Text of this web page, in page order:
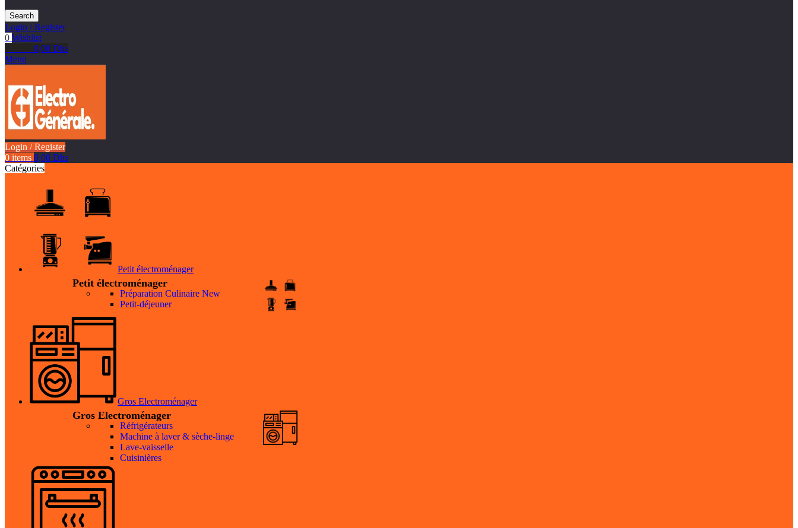
Search
Login / Register
0 Wishlist
0,00 Dhs
Menu
Login / Register
0 items 0,00 Dhs
Catégories
Petit électroménager
Petit électroménager
Préparation Culinaire New
Petit-déjeuner
Gros Electroménager
Gros Electroménager
Réfrigérateurs
Machine à laver & sèche-linge
Lave-vaisselle
Cuisinières